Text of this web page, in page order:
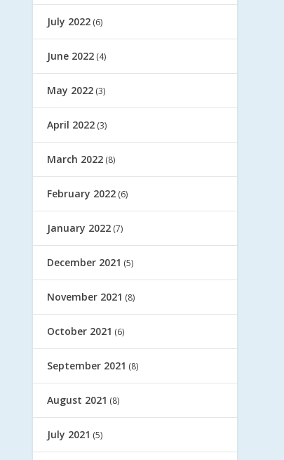
July 2022 (6)
June 2022 (4)
May 2022 (3)
April 2022 (3)
March 2022 (8)
February 2022 (6)
January 2022 (7)
December 2021 (5)
November 2021 (8)
October 2021 (6)
September 2021 (8)
August 2021 (8)
July 2021 (5)